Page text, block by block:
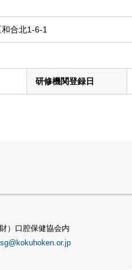
合北1-6-1
研修機関登録日
）口腔保健協会内